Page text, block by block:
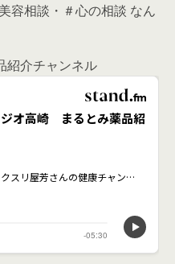
容相談・＃心の相談 なん
介チャンネル